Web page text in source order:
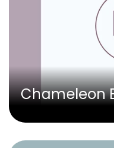
Chameleon